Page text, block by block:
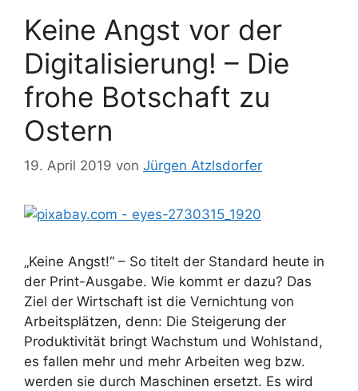
Keine Angst vor der
Digitalisierung! – Die
frohe Botschaft zu
Ostern
19. April 2019 von Jürgen Atzlsdorfer
„Keine Angst!“ – So titelt der Standard heute in
der Print-Ausgabe. Wie kommt er dazu? Das
Ziel der Wirtschaft ist die Vernichtung von
Arbeitsplätzen, denn: Die Steigerung der
Produktivität bringt Wachstum und Wohlstand,
es fallen mehr und mehr Arbeiten weg bzw.
werden sie durch Maschinen ersetzt. Es wird